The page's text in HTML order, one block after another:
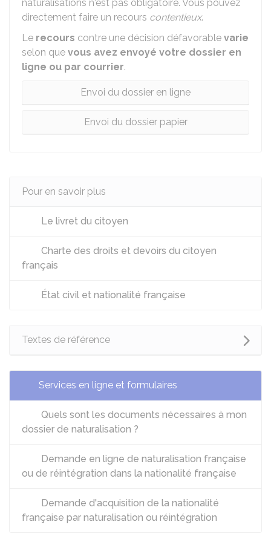
naturalisations n'est pas obligatoire. Vous pouvez
directement faire un recours contentieux.
Le recours contre une décision défavorable varie
selon que vous avez envoyé votre dossier en
ligne ou par courrier.
Envoi du dossier en ligne
Envoi du dossier papier
Pour en savoir plus
Le livret du citoyen
Charte des droits et devoirs du citoyen
français
État civil et nationalité française
Textes de référence
Services en ligne et formulaires
Quels sont les documents nécessaires à mon
dossier de naturalisation ?
Demande en ligne de naturalisation française
ou de réintégration dans la nationalité française
Demande d'acquisition de la nationalité
française par naturalisation ou réintégration